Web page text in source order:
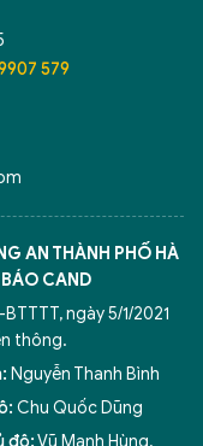
579
AN THÀNH PHỐ HÀ
CAND
ngày 5/1/2021
thông.
Nguyễn Thanh Bình
Chu Quốc Dũng